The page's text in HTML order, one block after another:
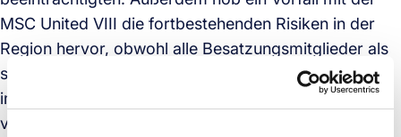
MSC United VIII die fortbestehenden Risiken in der
Region hervor, obwohl alle Besatzungsmitglieder als
sicher gemeldet wurden. Dieser Schritt von Maersk,
im Rahmen der OPG-Operation, signalisiert einen
vorsichtigen Ansatz bei der Navigation durch die